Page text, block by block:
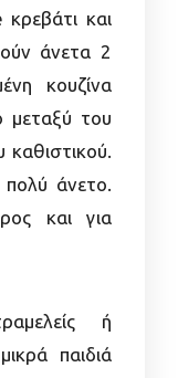
κρεβάτι και
άνετα 2
κουζίνα
μεταξύ του
πολύ άνετο.
και για
ή
παιδιά